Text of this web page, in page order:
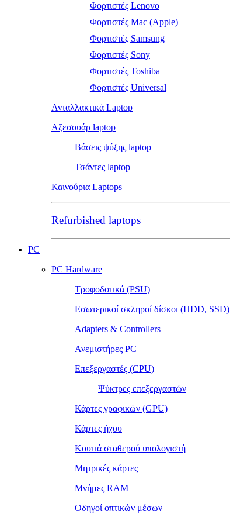
Φορτιστές Lenovo
Φορτιστές Mac (Apple)
Φορτιστές Samsung
Φορτιστές Sony
Φορτιστές Toshiba
Φορτιστές Universal
Ανταλλακτικά Laptop
Αξεσουάρ laptop
Βάσεις ψύξης laptop
Τσάντες laptop
Καινούρια Laptops
Refurbished laptops
PC
PC Hardware
Τροφοδοτικά (PSU)
Εσωτερικοί σκληροί δίσκοι (HDD, SSD)
Adapters & Controllers
Ανεμιστήρες PC
Επεξεργαστές (CPU)
Ψύκτρες επεξεργαστών
Κάρτες γραφικών (GPU)
Κάρτες ήχου
Κουτιά σταθερού υπολογιστή
Μητρικές κάρτες
Μνήμες RAM
Οδηγοί οπτικών μέσων